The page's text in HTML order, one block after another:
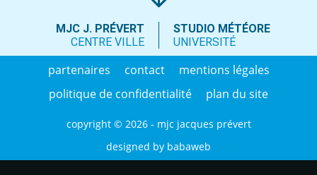
MJC J. PRÉVERT
CENTRE VILLE
STUDIO MÉTÉORE
UNIVERSITÉ
partenaires contact
mentions légales
politique de confidentialité
plan du site
copyright © 2026 - mjc jacques prévert
designed by babaweb